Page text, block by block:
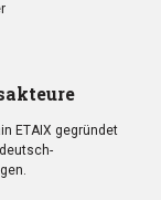
ETAIX gegründet